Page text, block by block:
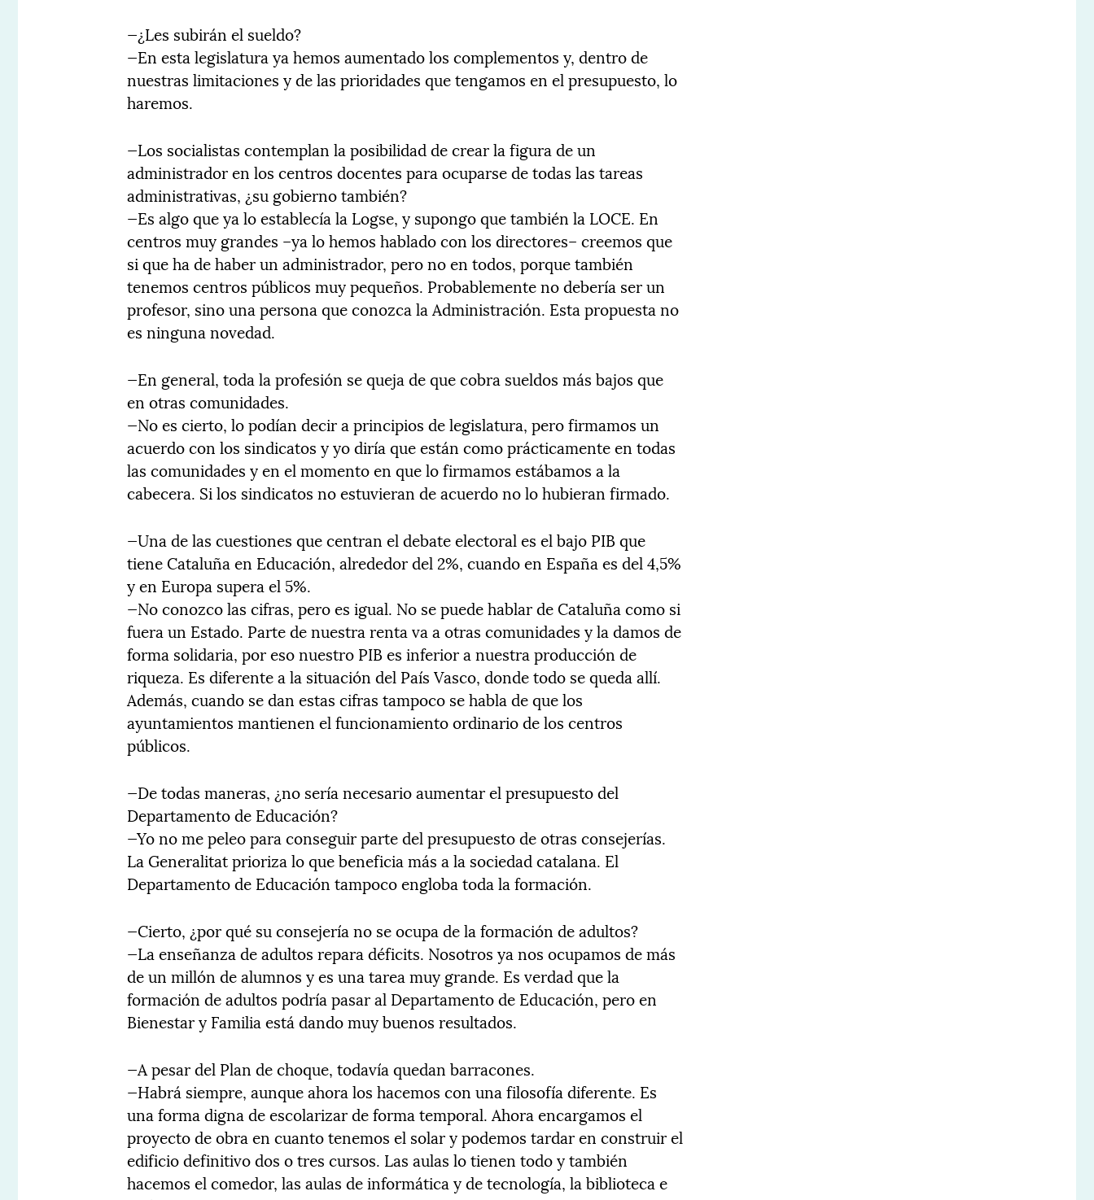
—¿Les subirán el sueldo?
—En esta legislatura ya hemos aumentado los complementos y, dentro de
nuestras limitaciones y de las prioridades que tengamos en el presupuesto, lo
haremos.
—Los socialistas contemplan la posibilidad de crear la figura de un
administrador en los centros docentes para ocuparse de todas las tareas
administrativas, ¿su gobierno también?
—Es algo que ya lo establecía la Logse, y supongo que también la LOCE. En
centros muy grandes –ya lo hemos hablado con los directores– creemos que
si que ha de haber un administrador, pero no en todos, porque también
tenemos centros públicos muy pequeños. Probablemente no debería ser un
profesor, sino una persona que conozca la Administración. Esta propuesta no
es ninguna novedad.
—En general, toda la profesión se queja de que cobra sueldos más bajos que
en otras comunidades.
—No es cierto, lo podían decir a principios de legislatura, pero firmamos un
acuerdo con los sindicatos y yo diría que están como prácticamente en todas
las comunidades y en el momento en que lo firmamos estábamos a la
cabecera. Si los sindicatos no estuvieran de acuerdo no lo hubieran firmado.
—Una de las cuestiones que centran el debate electoral es el bajo PIB que
tiene Cataluña en Educación, alrededor del 2%, cuando en España es del 4,5%
y en Europa supera el 5%.
—No conozco las cifras, pero es igual. No se puede hablar de Cataluña como si
fuera un Estado. Parte de nuestra renta va a otras comunidades y la damos de
forma solidaria, por eso nuestro PIB es inferior a nuestra producción de
riqueza. Es diferente a la situación del País Vasco, donde todo se queda allí.
Además, cuando se dan estas cifras tampoco se habla de que los
ayuntamientos mantienen el funcionamiento ordinario de los centros
públicos.
—De todas maneras, ¿no sería necesario aumentar el presupuesto del
Departamento de Educación?
—Yo no me peleo para conseguir parte del presupuesto de otras consejerías.
La Generalitat prioriza lo que beneficia más a la sociedad catalana. El
Departamento de Educación tampoco engloba toda la formación.
—Cierto, ¿por qué su consejería no se ocupa de la formación de adultos?
—La enseñanza de adultos repara déficits. Nosotros ya nos ocupamos de más
de un millón de alumnos y es una tarea muy grande. Es verdad que la
formación de adultos podría pasar al Departamento de Educación, pero en
Bienestar y Familia está dando muy buenos resultados.
—A pesar del Plan de choque, todavía quedan barracones.
—Habrá siempre, aunque ahora los hacemos con una filosofía diferente. Es
una forma digna de escolarizar de forma temporal. Ahora encargamos el
proyecto de obra en cuanto tenemos el solar y podemos tardar en construir el
edificio definitivo dos o tres cursos. Las aulas lo tienen todo y también
hacemos el comedor, las aulas de informática y de tecnología, la biblioteca e